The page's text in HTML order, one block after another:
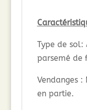
Type de
parsemé de
Vendanges
en partie.